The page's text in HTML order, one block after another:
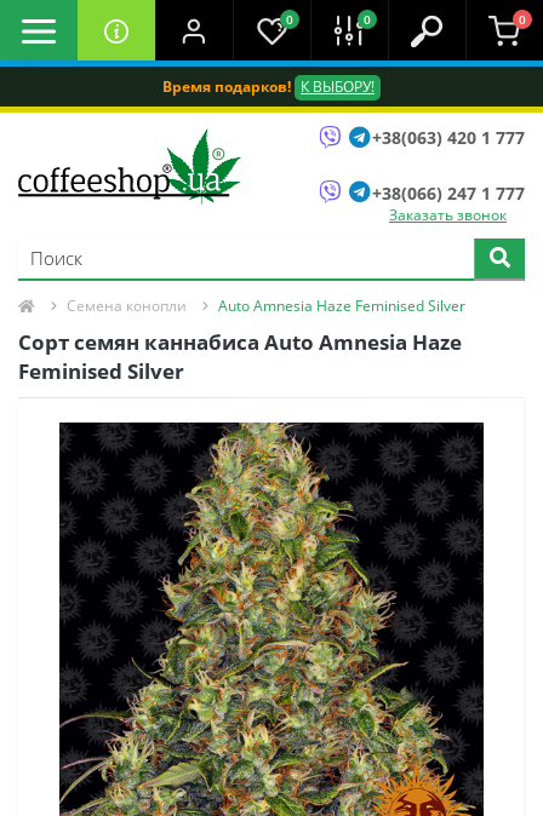
Время подарков! К ВЫБОРУ!
0 0 0
+38(063) 420 1 777
+38(066) 247 1 777
Заказать звонок
Семена конопли Auto Amnesia Haze Feminised Silver
Сорт семян каннабиса Auto Amnesia Haze
Feminised Silver